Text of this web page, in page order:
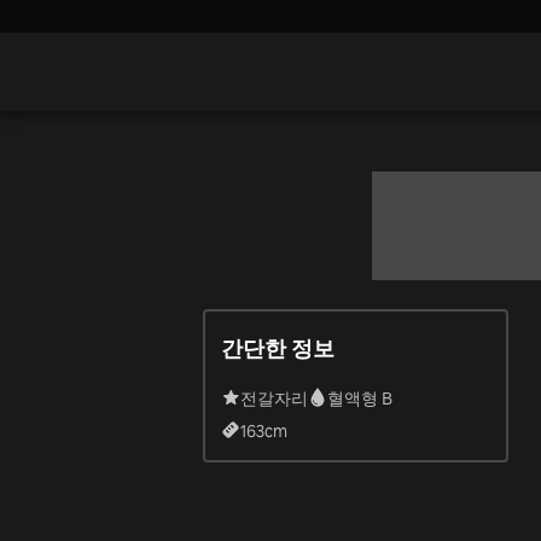
간단한 정보
전갈자리
혈액형 B
163cm